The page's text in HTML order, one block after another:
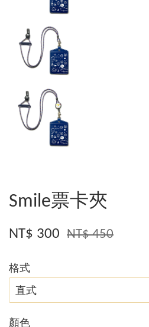
Smile票卡夾
NT$ 300 NT$ 450
格式
顏色